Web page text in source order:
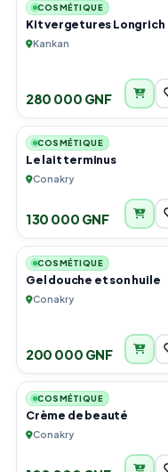
COSMÉTIQUE
Kit vergetures Longrich
Kankan
280 000 GNF
COSMÉTIQUE
Le lait terminus
Conakry
130 000 GNF
COSMÉTIQUE
Gel douche et son huile
Conakry
200 000 GNF
COSMÉTIQUE
Crème de beauté
Conakry